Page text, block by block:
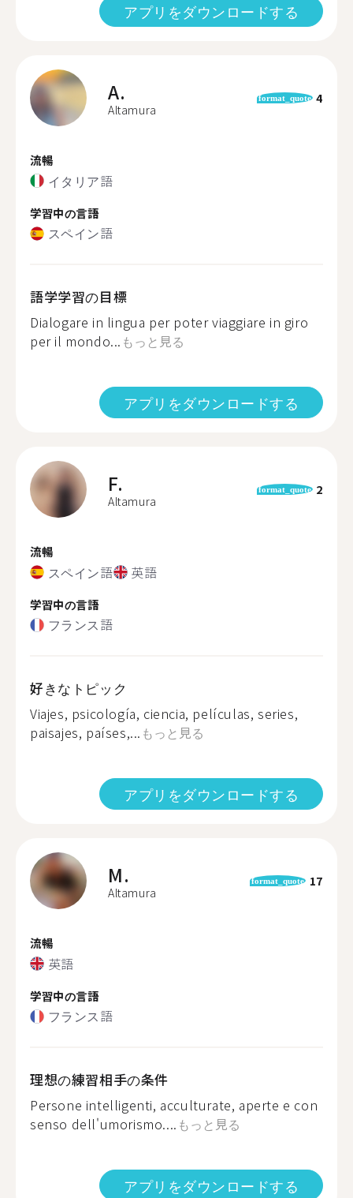
アプリをダウンロードする
A.
Altamura
format_quote 4
流暢
イタリア語
学習中の言語
スペイン語
語学学習の目標
Dialogare in lingua per poter viaggiare in giro
per il mondo... もっと見る
アプリをダウンロードする
F.
Altamura
format_quote 2
流暢
スペイン語 英語
学習中の言語
フランス語
好きなトピック
Viajes, psicología, ciencia, películas, series,
paisajes, países,... もっと見る
アプリをダウンロードする
M.
Altamura
format_quote 17
流暢
英語
学習中の言語
フランス語
理想の練習相手の条件
Persone intelligenti, acculturate, aperte e con
senso dell'umorismo.... もっと見る
アプリをダウンロードする